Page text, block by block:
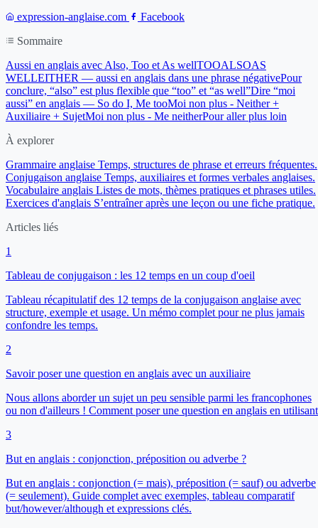
expression-anglaise.com
Facebook
Sommaire
Aussi en anglais avec Also, Too et As wellTOOALSOAS
WELLEITHER — aussi en anglais dans une phrase négativePour
conclure, “also” est plus flexible que “too” et “as well”Dire “moi
aussi” en anglais — So do I, Me tooMoi non plus - Neither +
Auxiliaire + SujetMoi non plus - Me neitherPour aller plus loin
À explorer
Grammaire anglaise Temps, structures de phrase et erreurs fréquentes.
Conjugaison anglaise Temps, auxiliaires et formes verbales anglaises.
Vocabulaire anglais Listes de mots, thèmes pratiques et phrases utiles.
Exercices d'anglais S’entraîner après une leçon ou une fiche pratique.
Articles liés
1
Tableau de conjugaison : les 12 temps en un coup d'oeil
Tableau récapitulatif des 12 temps de la conjugaison anglaise avec
structure, exemple et usage. Un mémo complet pour ne plus jamais
confondre les temps.
2
Savoir poser une question en anglais avec un auxiliaire
Nous allons aborder un sujet un peu sensible parmi les francophones
ou non d'ailleurs ! Comment poser une question en anglais en
3
But en anglais : conjonction, préposition ou adverbe ?
But en anglais : conjonction (= mais), préposition (= sauf) ou adverbe
(= seulement). Guide complet avec exemples, tableau comparatif
but/however/although et expressions clés.